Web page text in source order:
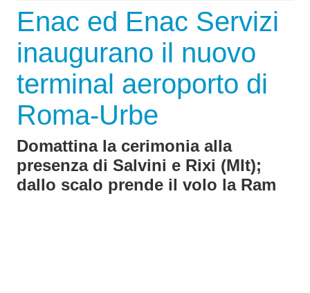
Enac ed Enac Servizi
inaugurano il nuovo
terminal aeroporto di
Roma-Urbe
Domattina la cerimonia alla
presenza di Salvini e Rixi (MIt);
dallo scalo prende il volo la Ram